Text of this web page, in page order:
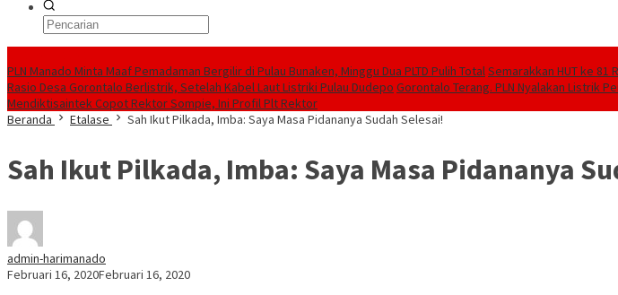
PLN Manado Minta Maaf Pemadaman Bergilir di Pulau Bunaken, Minggu Dua PLTD Pulih TotalSemarakkan HUT ke 81
Rasio Desa Gorontalo Berlistrik, Setelah Kabel Laut Listriki Pulau Dudepo Gorontalo Terang. PLN Nyalakan Listrik
Mendiktisaintek Copot Rektor Sompie, Ini Profil Plt Rektor
Beranda
Etalase Sah Ikut Pilkada, Imba: Saya Masa Pidananya Sudah Selesai!
Sah Ikut Pilkada, Imba: Saya Masa Pidananya
admin-harimanado
Februari 16, 2020Februari 16, 2020